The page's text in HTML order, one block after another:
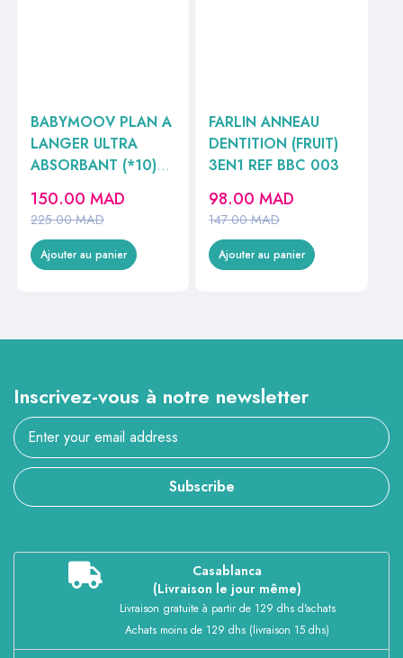
BABYMOOV PLAN A
LANGER ULTRA
ABSORBANT (*10)
REF432201 //
225.00MAD
150.00 MAD
Ajouter au panier
FARLIN ANNEAU
DENTITION (FRUIT)
3EN1 REF BBC 003
147.00MAD
98.00MAD
Ajouter au panier
Inscrivez-vous à notre newsletter
Subscribe
Casablanca
(Livraison le jour même)
Livraison gratuite à partir de 129 dhs d'achats
Achats moins de 129 dhs (livraison 15 dhs)